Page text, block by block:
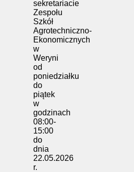
sekretariacie
Zespołu
Szkół
Agrotechniczno-
Ekonomicznych
w
Weryni
od
poniedziałku
do
piątek
w
godzinach
08:00-
15:00
do
dnia
22.05.2026
r.